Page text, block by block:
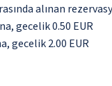
alınan
gecelik 0.50 EUR
gecelik 2.00 EUR